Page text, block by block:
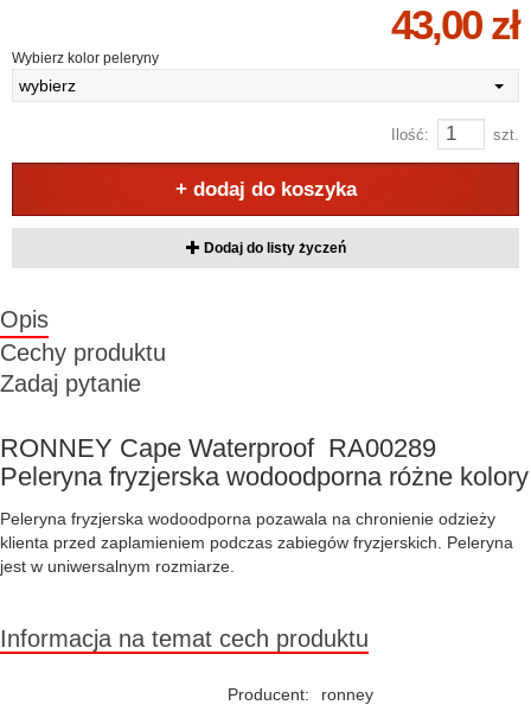
43,00 zł
Wybierz kolor peleryny
wybierz
Ilość: szt.
+ dodaj do koszyka
Dodaj do listy życzeń
Opis
Cechy produktu
Zadaj pytanie
RONNEY Cape Waterproof RA00289
Peleryna fryzjerska wodoodporna różne kolory
Peleryna fryzjerska wodoodporna pozawala na chronienie odzieży
klienta przed zaplamieniem podczas zabiegów fryzjerskich. Peleryna
jest w uniwersalnym rozmiarze.
Informacja na temat cech produktu
Producent: ronney